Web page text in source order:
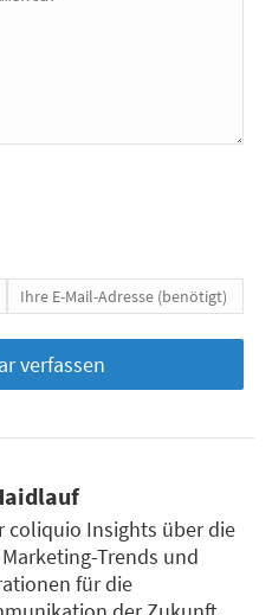
coliquio Insights über die
Trends und
für die